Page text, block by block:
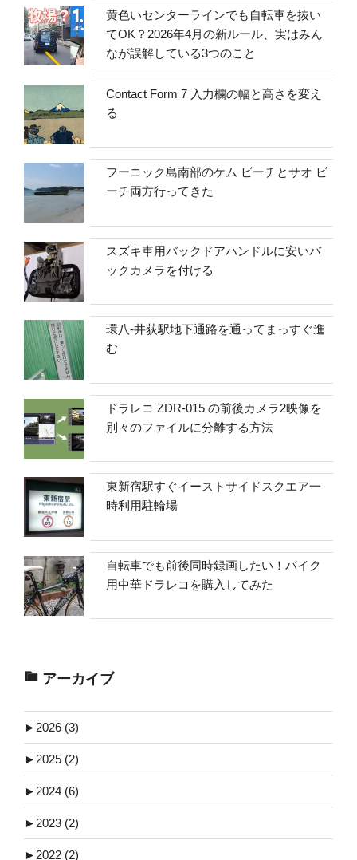
黄色いセンターラインでも自転車を抜い
てOK？2026年4月の新ルール、実はみん
なが誤解している3つのこと
Contact Form 7 入力欄の幅と高さを変え
る
フーコック島南部のケム ビーチとサオ ビ
ーチ両方行ってきた
スズキ車用バックドアハンドルに安いバ
ックカメラを付ける
環八-井荻駅地下通路を通ってまっすぐ進
む
ドラレコ ZDR-015 の前後カメラ2映像を
別々のファイルに分離する方法
東新宿駅すぐイーストサイドスクエア一
時利用駐輪場
自転車でも前後同時録画したい！バイク
用中華ドラレコを購入してみた
アーカイブ
► 2026 (3)
► 2025 (2)
► 2024 (6)
► 2023 (2)
► 2022 (2)